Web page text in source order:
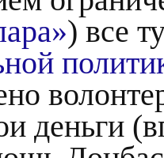
) все
деньги